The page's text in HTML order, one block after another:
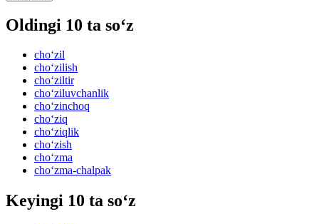
Oldingi 10 ta so‘z
cho‘zil
cho‘zilish
cho‘ziltir
cho‘ziluvchanlik
cho‘zinchoq
cho‘ziq
cho‘ziqlik
cho‘zish
cho‘zma
cho‘zma-chalpak
Keyingi 10 ta so‘z